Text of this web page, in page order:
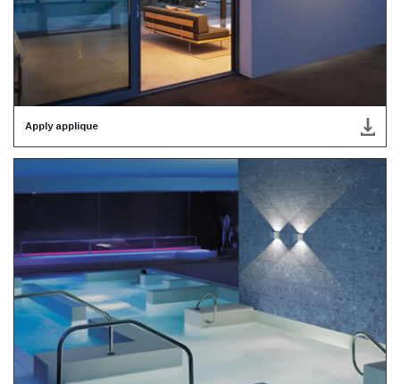
Apply applique